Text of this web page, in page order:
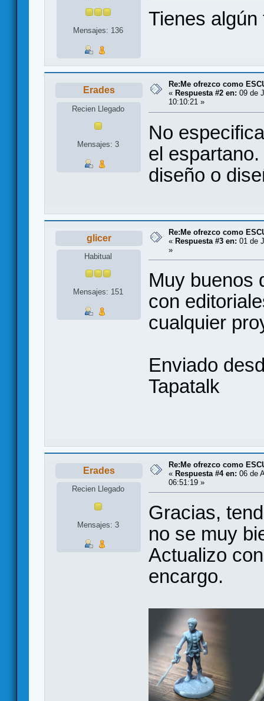
Mensajes: 136
Tienes
Erades
Recien Llegado
Mensajes: 3
Re:Me ofrezco como
« Respuesta #2 en: 09 de
10:10:21 »
No
el
diseño o
glicer
Habitual
Mensajes: 151
Re:Me ofrezco como
« Respuesta #3 en: 01 de
»
Muy buenos
con
cualquier
Enviado
Tapatalk
Erades
Recien Llegado
Mensajes: 3
Re:Me ofrezco como
« Respuesta #4 en: 06 de
06:51:19 »
Gracias,
no se muy
Actualizo
encargo.